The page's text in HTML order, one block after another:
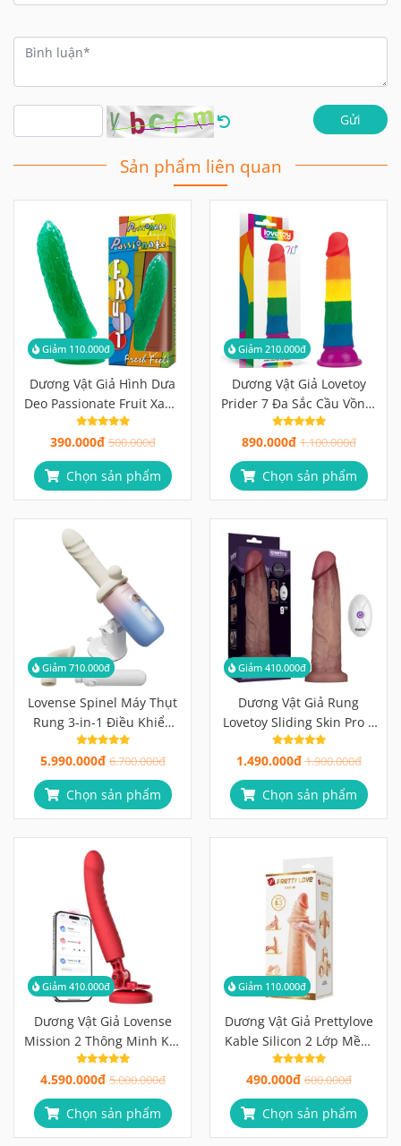
Gửi
Sản phẩm liên quan
Giảm 110.000đ
Dương Vật Giả Hình Dưa
Deo Passionate Fruit Xanh
Lá, Đế Hút Mạnh
390.000đ 500.000đ
Chọn sản phẩm
Giảm 210.000đ
Dương Vật Giả Lovetoy
Prider 7 Đa Sắc Cầu Vồng,
Đế Hút Mạnh
890.000đ 1.100.000đ
Chọn sản phẩm
Giảm 710.000đ
Lovense Spinel Máy Thụt
Rung 3-in-1 Điều Khiển
Qua App Cao Cấp
5.990.000đ 6.700.000đ
Chọn sản phẩm
Giảm 410.000đ
Dương Vật Giả Rung
Lovetoy Sliding Skin Pro II
Đột Phá Với Công Nghệ Da
Trượt Siêu Thực
1.490.000đ 1.900.000đ
Chọn sản phẩm
Giảm 410.000đ
Dương Vật Giả Lovense
Mission 2 Thông Minh Kết
Nối App
4.590.000đ 5.000.000đ
Chọn sản phẩm
Giảm 110.000đ
Dương Vật Giả Prettylove
Kable Silicon 2 Lớp Mềm
Mịn Như Thật
490.000đ 600.000đ
Chọn sản phẩm